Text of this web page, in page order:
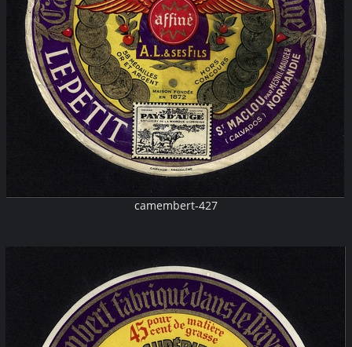
camembert-427